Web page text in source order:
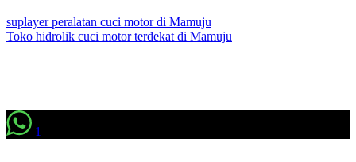
suplayer peralatan cuci motor di Mamuju
Toko hidrolik cuci motor terdekat di Mamuju
1